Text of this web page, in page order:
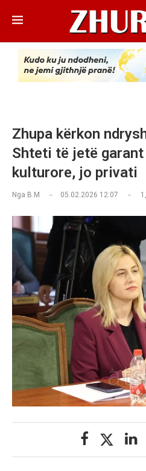
Zhupa kërkon
Shteti të jetë
kulturore, jo privati
Nga B.M 05.02.2026 12:07